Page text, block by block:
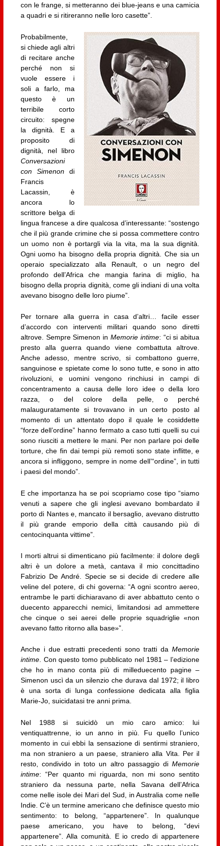
con le frange, si metteranno dei blue-jeans e una camicia
a quadri e si ritireranno nelle loro casette”.
Probabilmente,
si chiede agli altri
di recitare anche
perché non si
vuole essere i
soli a farlo, ma
questo è un
terribile corto
circuito: spegne
la dignità. E a
proposito di
dignità, nel libro
Conversazioni
con Simenondi
Francis
Lacassin, è
ancora lo
scrittore belga di
lingua francese a dire qualcosa d’interessante: “sostengo
che il più grande crimine che si possa commettere contro
un uomo non è portargli via la vita, ma la sua dignità.
Ogni uomo ha bisogno della propria dignità. Che sia un
operaio specializzato alla Renault, o un negro del
profondo dell’Africa che mangia farina di miglio, ha
bisogno della propria dignità, come gli indiani di una volta
avevano bisogno delle loro piume”.
Per tornare alla guerra in casa d’altri… facile esser
d’accordo con interventi militari quando sono diretti
altrove. Sempre Simenon in Memorie intime: “ci si abitua
presto alla guerra quando viene combattuta altrove.
Anche adesso, mentre scrivo, si combattono guerre,
sanguinose e spietate come lo sono tutte, e sono in atto
rivoluzioni, e uomini vengono rinchiusi in campi di
concentramento a causa delle loro idee o della loro
razza, o del colore della pelle, o perché
malauguratamente si trovavano in un certo posto al
momento di un attentato dopo il quale le cosiddette
“forze dell’ordine” hanno fermato a caso tutti quelli su cui
sono riusciti a mettere le mani. Per non parlare poi delle
torture, che fin dai tempi più remoti sono state inflitte, e
ancora si infliggono, sempre in nome dell’“ordine”, in tutti
i paesi del mondo”.
E che importanza ha se poi scopriamo cose tipo “siamo
venuti a sapere che gli inglesi avevano bombardato il
porto di Nantes e, mancato il bersaglio, avevano distrutto
il più grande emporio della città causando più di
centocinquanta vittime”.
I morti altrui si dimenticano più facilmente: il dolore degli
altri è un dolore a metà, cantava il mio concittadino
Fabrizio De André. Specie se si decide di credere alle
veline del potere, di chi governa: “A ogni scontro aereo,
entrambe le parti dichiaravano di aver abbattuto cento o
duecento apparecchi nemici, limitandosi ad ammettere
che cinque o sei aerei delle proprie squadriglie «non
avevano fatto ritorno alla base»”.
Anche i due estratti precedenti sono tratti daMemorie
intime. Con questo tomo pubblicato nel 1981 – l’edizione
che ho in mano conta più di milleduecento pagine –
Simenon uscì da un silenzio che durava dal 1972; il libro
è una sorta di lunga confessione dedicata alla figlia
Marie-Jo, suicidatasi tre anni prima.
Nel 1988 si suicidò un mio caro amico: lui
ventiquattrenne, io un anno in più. Fu quello l’unico
momento in cui ebbi la sensazione di sentirmi straniero,
ma non straniero a un paese, straniero alla Vita. Per il
resto, condivido in toto un altro passaggio diMemorie
intime: “Per quanto mi riguarda, non mi sono sentito
straniero da nessuna parte, nella Savana dell’Africa
come nelle isole dei Mari del Sud, in Australia come nelle
Indie. C’è un termine americano che definisce questo mio
sentimento: to belong, “appartenere”. In qualunque
paese americano, you have to belong, “devi
appartenere”. Alla comunità. E io credo di appartenere